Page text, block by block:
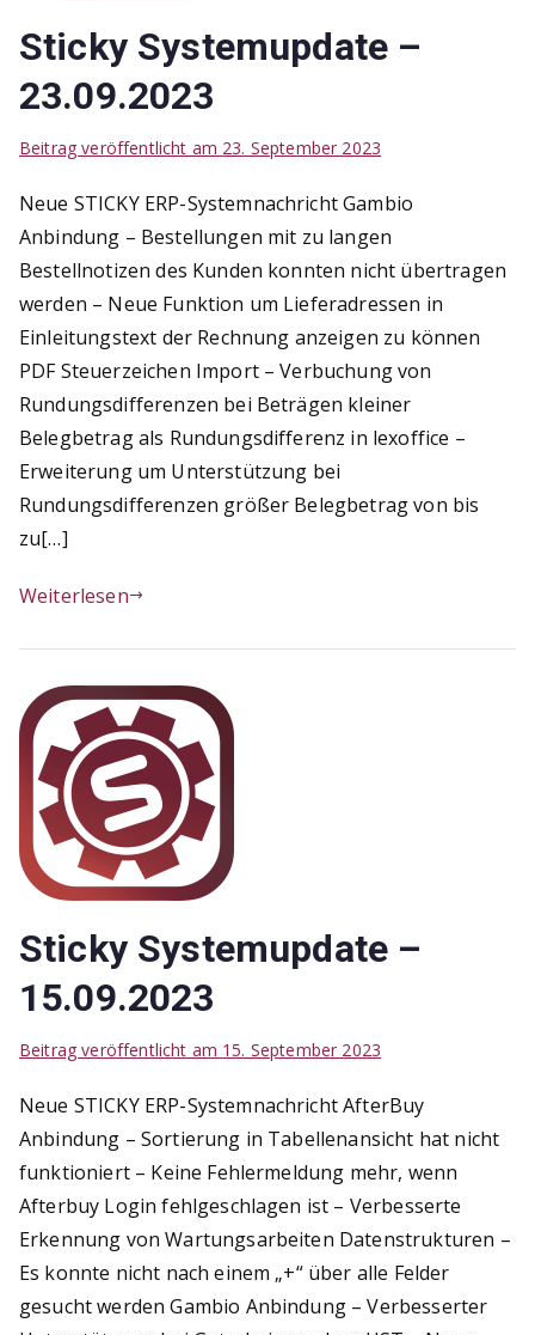
Sticky Systemupdate –
23.09.2023
Beitrag veröffentlicht am 23. September 2023
Neue STICKY ERP-Systemnachricht Gambio
Anbindung – Bestellungen mit zu langen
Bestellnotizen des Kunden konnten nicht übertragen
werden – Neue Funktion um Lieferadressen in
Einleitungstext der Rechnung anzeigen zu können
PDF Steuerzeichen Import – Verbuchung von
Rundungsdifferenzen bei Beträgen kleiner
Belegbetrag als Rundungsdifferenz in lexoffice –
Erweiterung um Unterstützung bei
Rundungsdifferenzen größer Belegbetrag von bis
zu[…]
Weiterlesen
Sticky Systemupdate –
15.09.2023
Beitrag veröffentlicht am 15. September 2023
Neue STICKY ERP-Systemnachricht AfterBuy
Anbindung – Sortierung in Tabellenansicht hat nicht
funktioniert – Keine Fehlermeldung mehr, wenn
Afterbuy Login fehlgeschlagen ist – Verbesserte
Erkennung von Wartungsarbeiten Datenstrukturen –
Es konnte nicht nach einem „+“ über alle Felder
gesucht werden Gambio Anbindung – Verbesserter